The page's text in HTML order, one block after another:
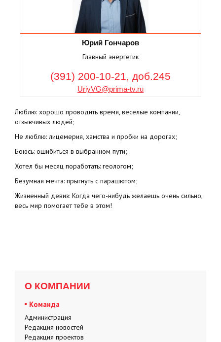
Юрий Гончаров
Главный энергетик
(391) 200-10-21, доб.245
UriyVG@prima-tv.ru
Люблю: хорошо проводить время, веселые компании,
отзывчивых людей;
Не люблю: лицемерия, хамства и пробки на дорогах;
Боюсь: ошибиться в выбранном пути;
Хотел бы месяц поработать: геологом;
Безумная мечта: прыгнуть с парашютом;
Жизненный девиз: Когда чего-нибудь желаешь очень сильно,
весь мир помогает тебе в этом!
О КОМПАНИИ
Команда
Администрация
Редакция новостей
Редакция проектов